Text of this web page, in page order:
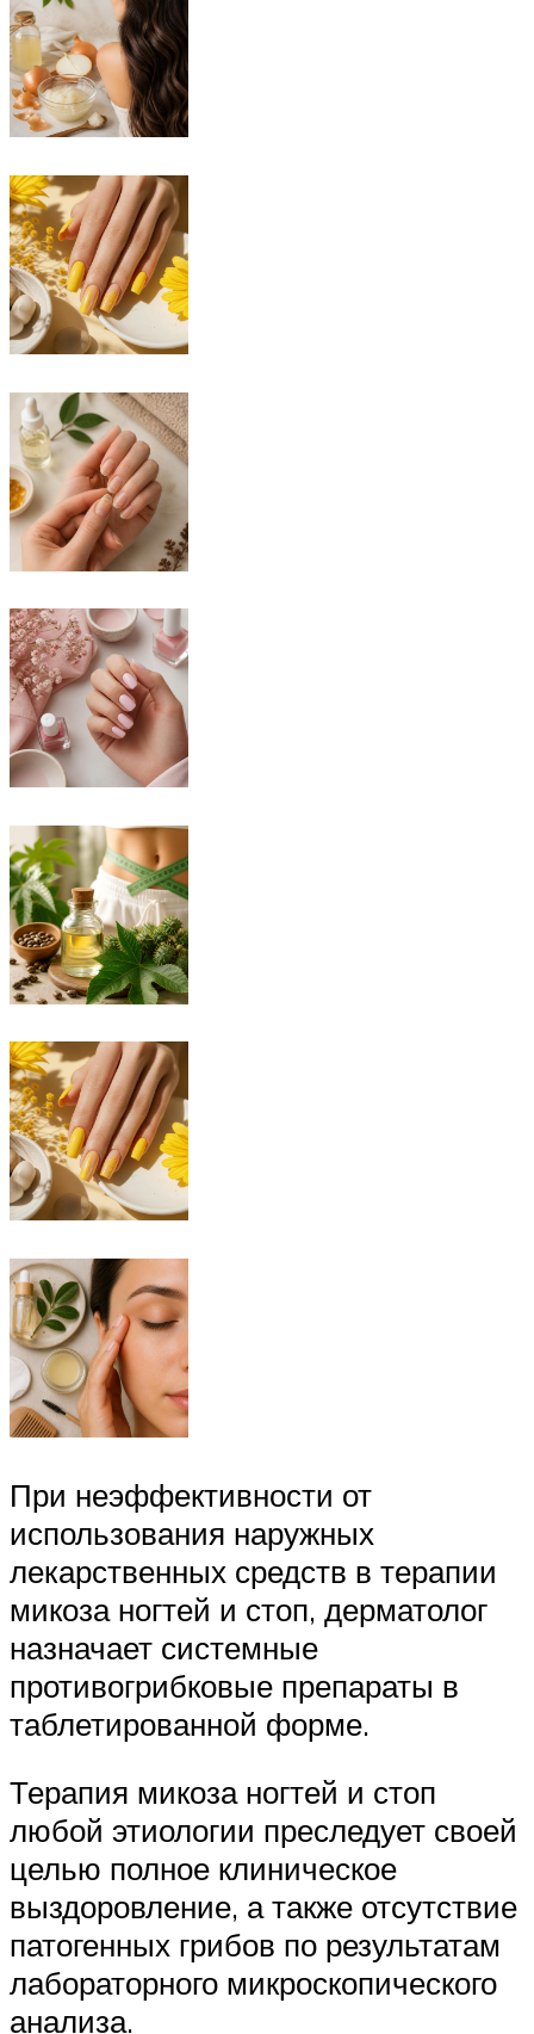
При неэффективности от
использования наружных
лекарственных средств в терапии
микоза ногтей и стоп, дерматолог
назначает системные
противогрибковые препараты в
таблетированной форме.
Терапия микоза ногтей и стоп
любой этиологии преследует своей
целью полное клиническое
выздоровление, а также отсутствие
патогенных грибов по результатам
лабораторного микроскопического
анализа.